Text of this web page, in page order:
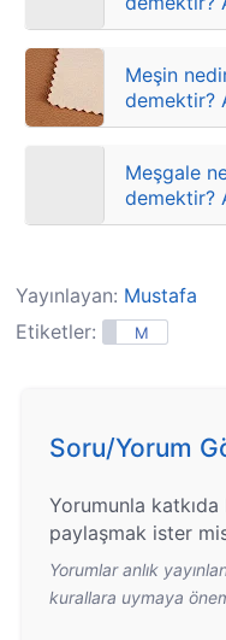
Meşin
demektir?
Meşgale
demektir?
Yayınlayan: Mustafa
Etiketler:
M
Soru/Yorum
Yorumunla
paylaşmak ister
Yorumlar anlık
kurallara uymaya